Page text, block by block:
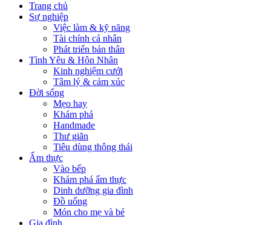
Trang chủ
Sự nghiệp
Việc làm & kỹ năng
Tài chính cá nhân
Phát triển bản thân
Tình Yêu & Hôn Nhân
Kinh nghiệm cưới
Tâm lý & cảm xúc
Đời sống
Mẹo hay
Khám phá
Handmade
Thư giãn
Tiêu dùng thông thái
Ẩm thực
Vào bếp
Khám phá ẩm thực
Dinh dưỡng gia đình
Đồ uống
Món cho mẹ và bé
Gia đình